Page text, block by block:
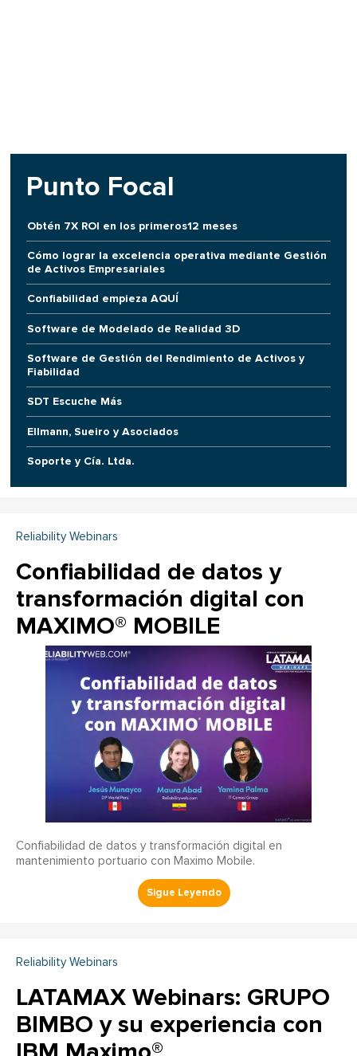
Punto Focal
Obtén 7X ROI en los primeros12 meses
Cómo lograr la excelencia operativa mediante Gestión
de Activos Empresariales
Confiabilidad empieza AQUÍ
Software de Modelado de Realidad 3D
Software de Gestión del Rendimiento de Activos y
Fiabilidad
SDT Escuche Más
Ellmann, Sueiro y Asociados
Soporte y Cía. Ltda.
Reliability Webinars
Confiabilidad de datos y
transformación digital con
MAXIMO® MOBILE
Confiabilidad de datos y transformación digital en
mantenimiento portuario con Maximo Mobile.
Reliability Webinars
LATAMAX Webinars: GRUPO
BIMBO y su experiencia con